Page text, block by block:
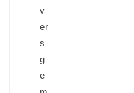
v
er
s
g
e